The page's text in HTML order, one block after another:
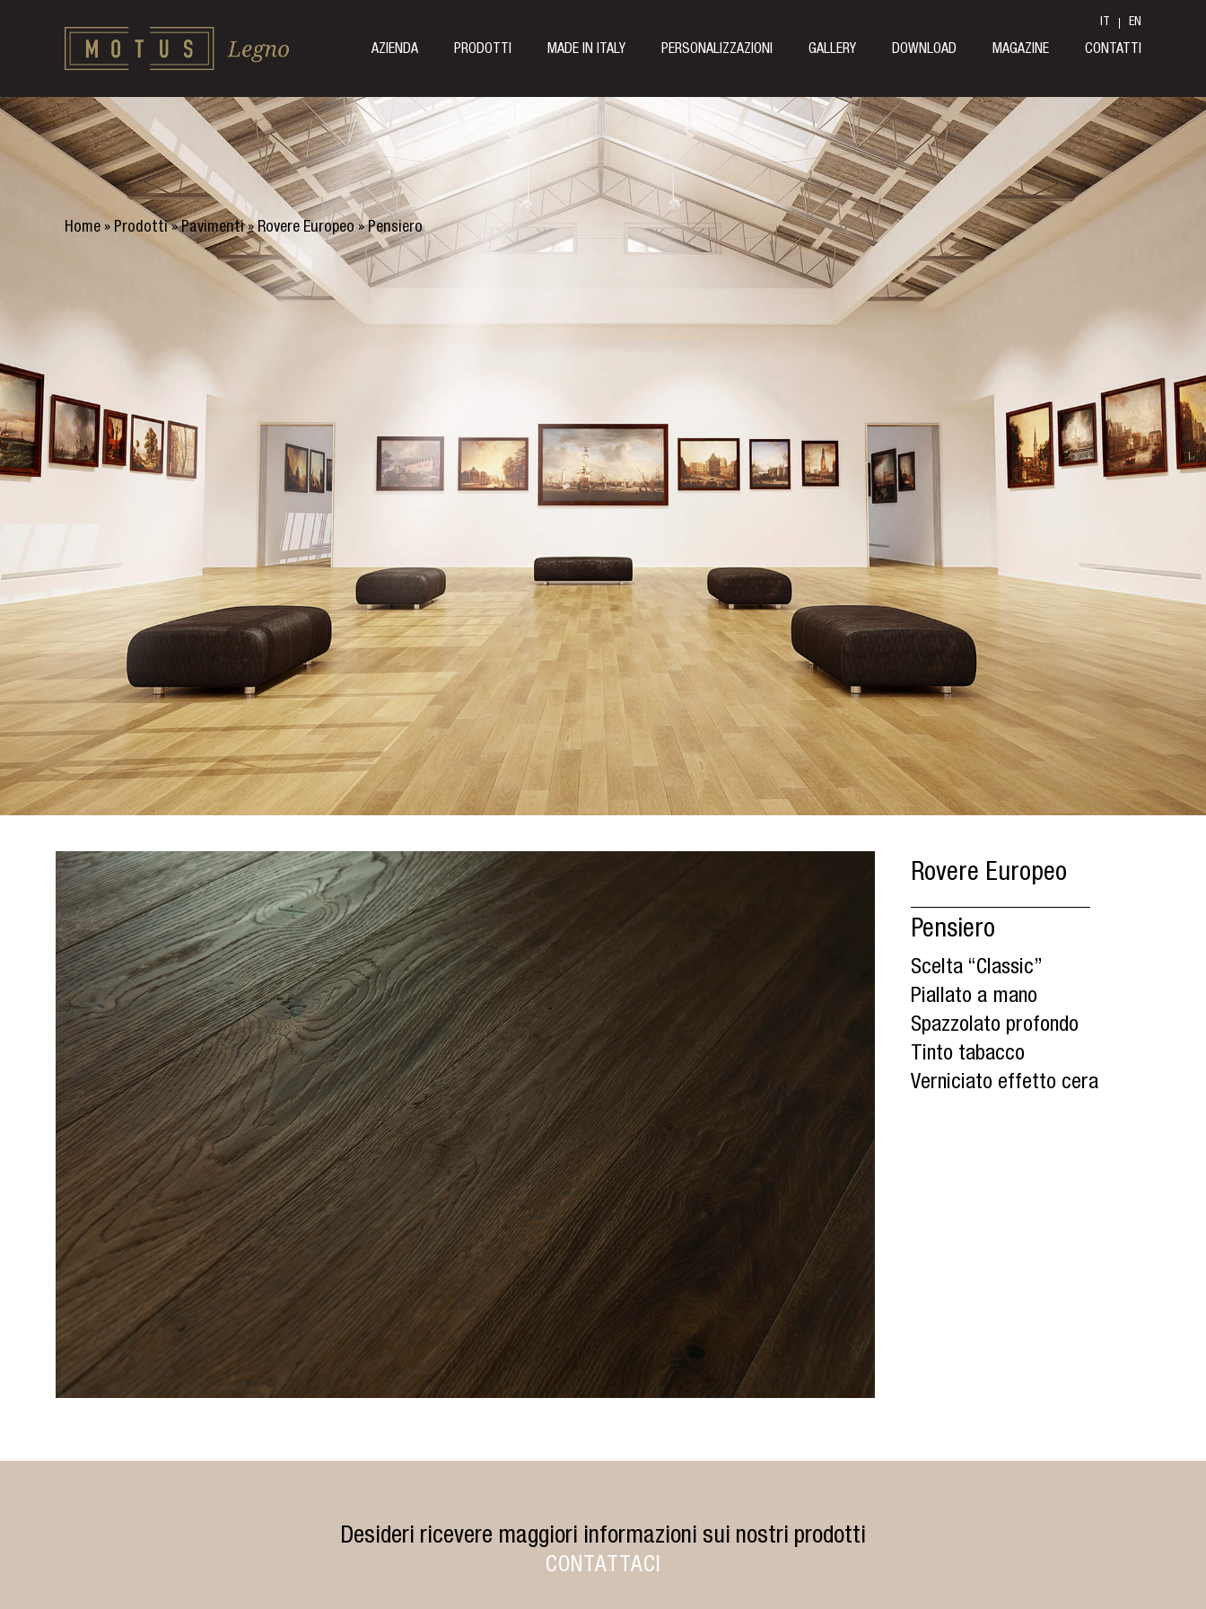
AZIENDA PRODOTTI MADE IN ITALY PERSONALIZZAZIONI GALLERY DOWNLOAD MAGAZINE CONTATTI
IT EN
Home » Prodotti»Pavimenti»Rovere Europeo»Pensiero
Rovere Europeo
Pensiero
Scelta “Classic”
Piallato a mano
Spazzolato profondo
Tinto tabacco
Verniciato effetto cera
Desideri ricevere maggiori informazioni sui nostri prodotti
CONTATTACI